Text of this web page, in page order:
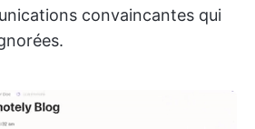
convaincantes qui